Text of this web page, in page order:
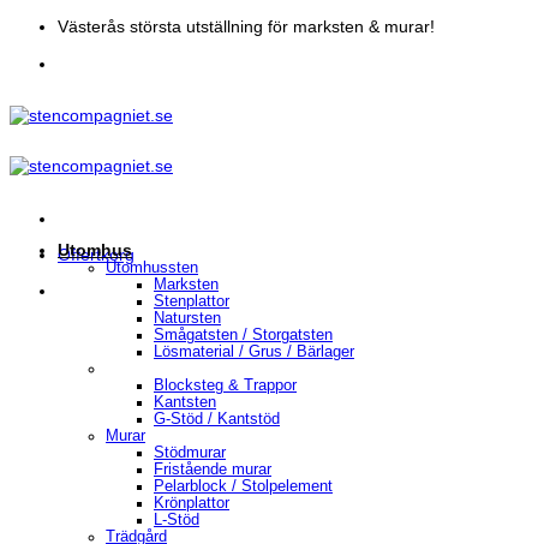
Skip
content
Västerås största utställning för marksten & murar!
Offertkorg
Utomhus
Utomhussten
Marksten
Stenplattor
Natursten
Smågatsten / Storgatsten
Lösmaterial / Grus / Bärlager
Blocksteg & Trappor
Kantsten
G-Stöd / Kantstöd
Murar
Stödmurar
Fristående murar
Pelarblock / Stolpelement
Krönplattor
L-Stöd
Trädgård